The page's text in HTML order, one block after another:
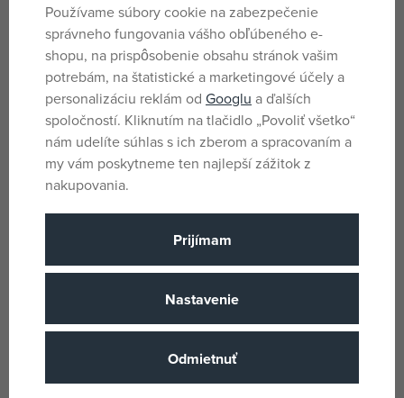
Hravý design s motivy Disney dodává každému jídlu
fantazii a motivuje děti ke stolování.
Parametre
Pohlavie Pro kluky
Farba
Typ uchytenia Přísavky
Názov podskupiny tovaru Thermobaby
Krajina pôvodu FR
Používame súbory cookie na zabezpečenie
správneho fungovania vášho obľúbeného e-
shopu, na prispôsobenie obsahu stránok vašim
potrebám, na štatistické a marketingové účely a
personalizáciu reklám od Googlu a ďalších
spoločností. Kliknutím na tlačidlo „Povoliť všetko“
nám udelíte súhlas s ich zberom a spracovaním a
my vám poskytneme ten najlepší zážitok z
nakupovania.
Prijímam
Nastavenie
Odmietnuť